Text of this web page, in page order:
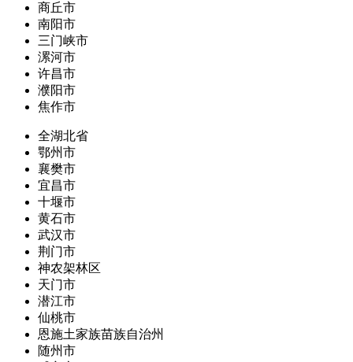
商丘市
南阳市
三门峡市
漯河市
许昌市
濮阳市
焦作市
全湖北省
鄂州市
襄樊市
宜昌市
十堰市
黄石市
武汉市
荆门市
神农架林区
天门市
潜江市
仙桃市
恩施土家族苗族自治州
随州市